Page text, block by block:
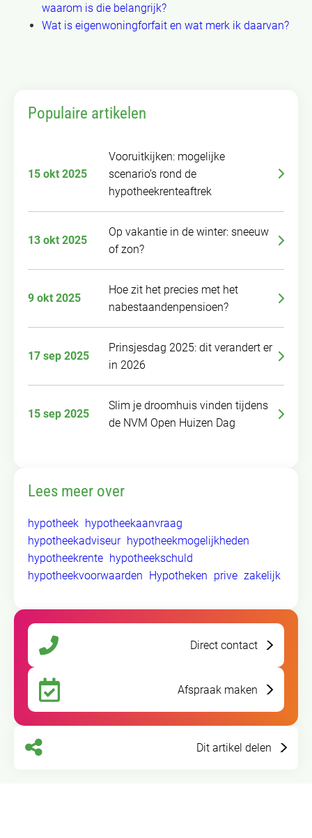
waarom is die belangrijk?
Wat is eigenwoningforfait en wat merk ik daarvan?
Populaire artikelen
15 okt 2025
Vooruitkijken: mogelijke
scenario’s rond de
hypotheekrenteaftrek
13 okt 2025
Op vakantie in de winter: sneeuw
of zon?
9 okt 2025
Hoe zit het precies met het
nabestaandenpensioen?
17 sep 2025
Prinsjesdag 2025: dit verandert er
in 2026
15 sep 2025
Slim je droomhuis vinden tijdens
de NVM Open Huizen Dag
Lees meer over
hypotheek hypotheekaanvraag
hypotheekadviseur hypotheekmogelijkheden
hypotheekrente hypotheekschuld
hypotheekvoorwaarden Hypotheken prive zakelijk
Direct contact
Afspraak maken
Dit artikel delen